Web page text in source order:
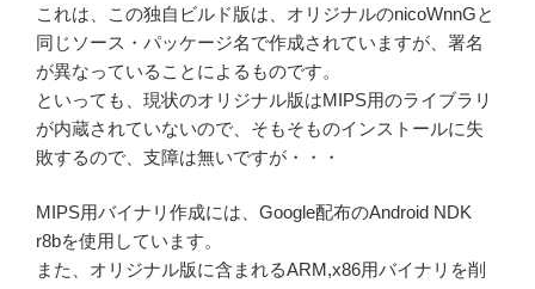
これは、この独自ビルド版は、オリジナルのnicoWnnGと
同じソース・パッケージ名で作成されていますが、署名
が異なっていることによるものです。
といっても、現状のオリジナル版はMIPS用のライブラリ
が内蔵されていないので、そもそものインストールに失
敗するので、支障は無いですが・・・
MIPS用バイナリ作成には、Google配布のAndroid NDK
r8bを使用しています。
また、オリジナル版に含まれるARM,x86用バイナリを削